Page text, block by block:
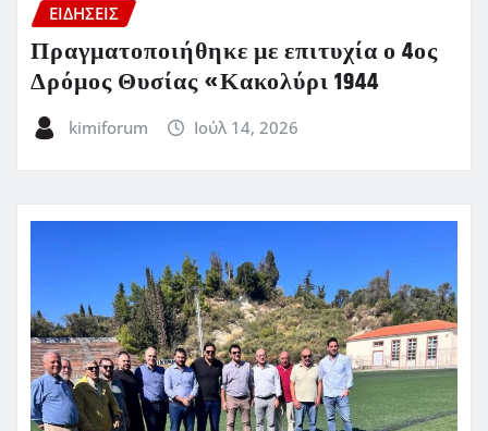
ΕΙΔΗΣΕΙΣ
Πραγματοποιήθηκε με επιτυχία ο 4ος
Δρόμος Θυσίας «Κακολύρι 1944
kimiforum Ιούλ 14, 2026